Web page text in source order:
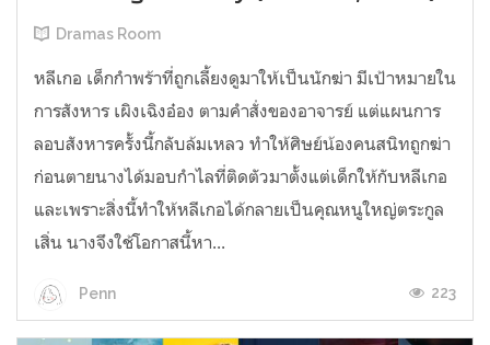
Dramas Room
หลีเกอ เด็กกำพร้าที่ถูกเลี้ยงดูมาให้เป็นนักฆ่า มีเป้าหมายใน
การสังหาร เผิงเฉิงอ๋อง ตามคำสั่งของอาจารย์ แต่แผนการ
ลอบสังหารครั้งนี้กลับล้มเหลว ทำให้ศิษย์น้องคนสนิทถูกฆ่า
ก่อนตายนางได้มอบกำไลที่ติดตัวมาตั้งแต่เด็กให้กับหลีเกอ
และเพราะสิ่งนี้ทำให้หลีเกอได้กลายเป็นคุณหนูใหญ่ตระกูล
เสิ่น นางจึงใช้โอกาสนี้หา...
Penn 223